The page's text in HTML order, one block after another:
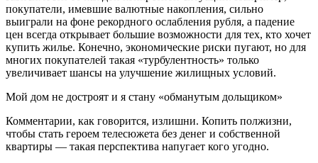
покупатели, имевшие валютные накопления, сильно
выиграли на фоне рекордного ослабления рубля, а падение
цен всегда открывает большие возможности для тех, кто хочет
купить жилье. Конечно, экономические риски пугают, но для
многих покупателей такая «турбулентность» только
увеличивает шансы на улучшение жилищных условий.
Мой дом не достроят и я стану «обманутым дольщиком»
Комментарии, как говорится, излишни. Копить полжизни,
чтобы стать героем телесюжета без денег и собственной
квартиры — такая перспектива напугает кого угодно.